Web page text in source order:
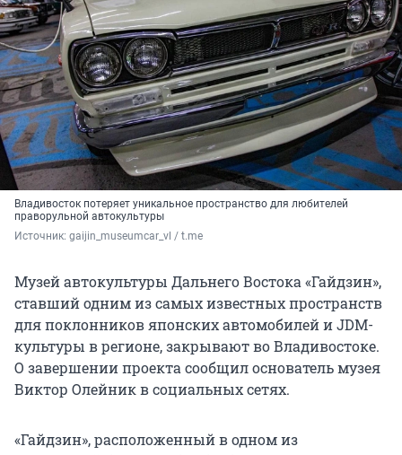
Владивосток потеряет уникальное пространство для любителей
праворульной автокультуры
Источник: gaijin_museumcar_vl / t.me
Музей автокультуры Дальнего Востока «Гайдзин»,
ставший одним из самых известных пространств
для поклонников японских автомобилей и JDM-
культуры в регионе, закрывают во Владивостоке.
О завершении проекта сообщил основатель музея
Виктор Олейник в социальных сетях.
«Гайдзин», расположенный в одном из